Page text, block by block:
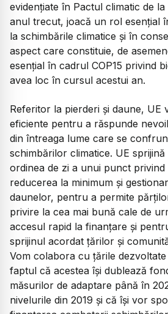
evidenţiate în Pactul climatic de
anul trecut, joacă un rol esenţial
la schimbările climatice şi în
aspect care constituie, de
esenţial în cadrul COP15 privind
avea loc în cursul acestui an.
Referitor la pierderi şi daune, UE
eficiente pentru a răspunde
din întreaga lume care se
schimbărilor climatice. UE
ordinea de zi a unui punct privind
reducerea la minimum şi
daunelor, pentru a permite
privire la cea mai bună cale de
accesul rapid la finanţare şi
sprijinul acordat ţărilor şi
Vom colabora cu ţările
faptul că acestea îşi dublează
măsurilor de adaptare până în
nivelurile din 2019 şi că îşi vor